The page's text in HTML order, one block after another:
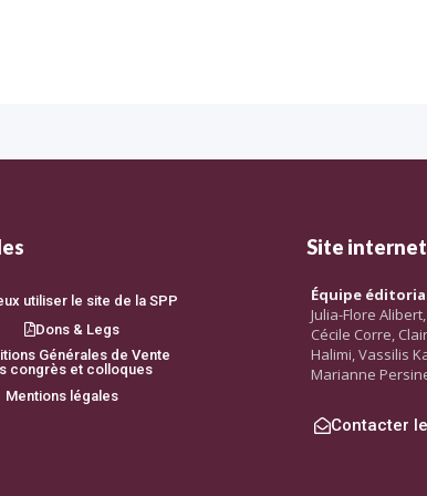
utiliser le site de la SPP
Dons & Legs
Générales de Vente
congrès et colloques
Mentions légales
Site internet
Équipe
Julia-Flore
Cécile Corre,
Halimi, Vassilis
Marianne
Contacter